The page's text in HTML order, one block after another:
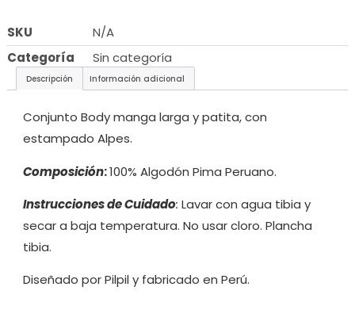
SKU
N/A
Categoría
Sin categoría
Descripción Información adicional
Conjunto Body manga larga y patita, con
estampado Alpes.
Composición:100% Algodón Pima Peruano.
Instrucciones de Cuidado: Lavar con agua tibia y
secar a baja temperatura. No usar cloro. Plancha
tibia.
Diseñado por Pilpil y fabricado en Perú.